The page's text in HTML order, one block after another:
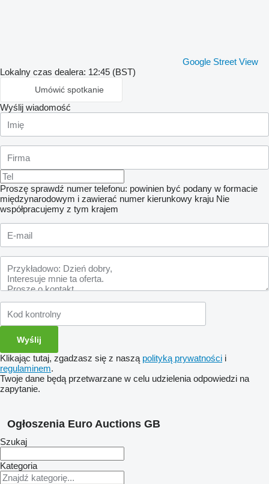
Google Street View
Lokalny czas dealera: 12:45 (BST)
Umówić spotkanie
Wyślij wiadomość
Proszę sprawdź numer telefonu: powinien być podany w formacie
międzynarodowym i zawierać numer kierunkowy kraju Nie
współpracujemy z tym krajem
Klikając tutaj, zgadzasz się z naszą polityką prywatności i
regulaminem.
Twoje dane będą przetwarzane w celu udzielenia odpowiedzi na
zapytanie.
Ogłoszenia Euro Auctions GB
Szukaj
Kategoria